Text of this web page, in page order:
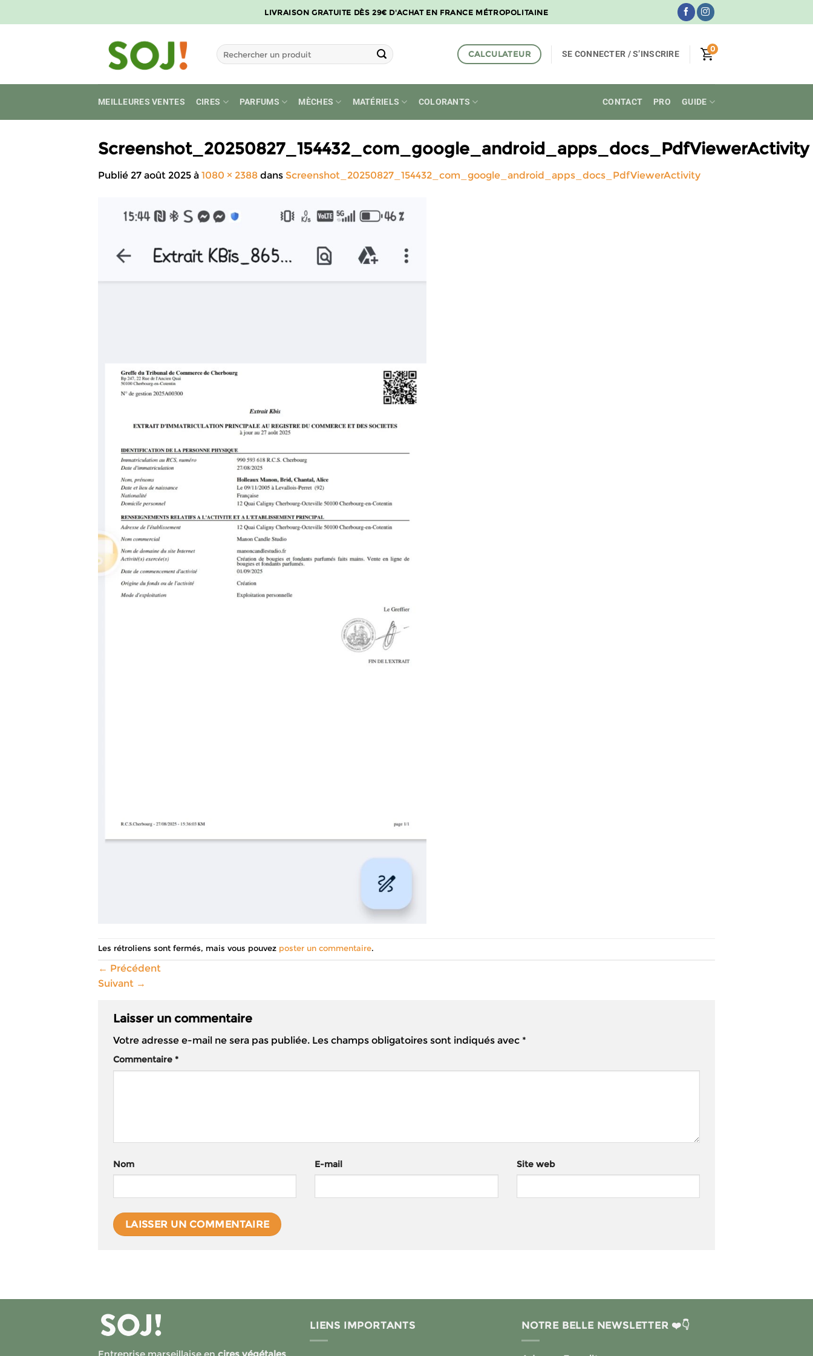
au
LIVRAISON GRATUITE DÈS 29€ D'ACHAT EN FRANCE MÉTROPOLITAINE
Recherche
pour :
CALCULATEUR SE CONNECTER / S’INSCRIRE 0
MEILLEURES VENTES CIRES PARFUMS MÈCHES MATÉRIELS COLORANTS CONTACT PRO GUIDE
Screenshot_20250827_154432_com_google_android_apps_docs_PdfViewerActivity
Publié 27 août 2025 à 1080 × 2388 dans Screenshot_20250827_154432_com_google_android_apps_docs_PdfViewerActivity
Les rétroliens sont fermés, mais vous pouvez poster un commentaire.
← Précédent
Suivant →
Laisser un commentaire
Votre adresse e-mail ne sera pas publiée. Les champs obligatoires sont indiqués avec *
Commentaire *
Nom E-mail Site web
LIENS IMPORTANTS NOTRE BELLE NEWSLETTER ❤️👇